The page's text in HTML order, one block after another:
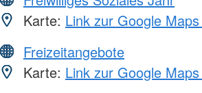
Karte: Link zur Google
Freizeitangebote
Karte: Link zur Google